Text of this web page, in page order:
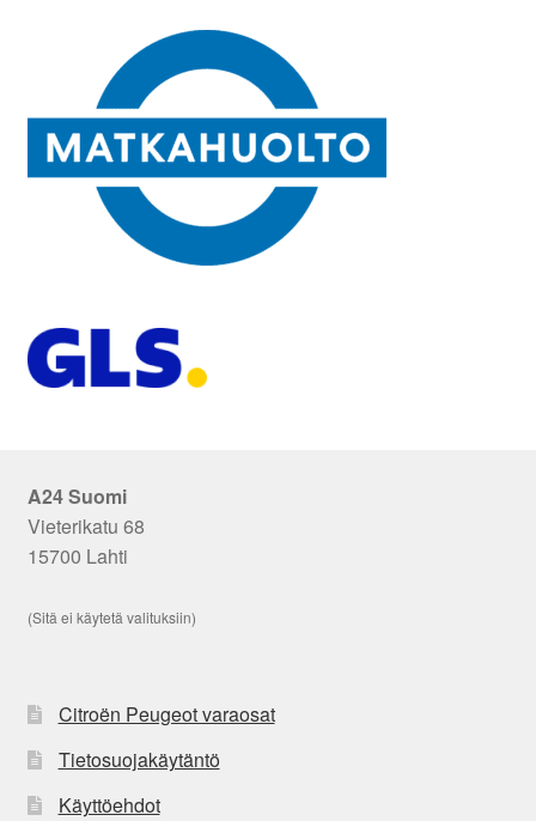
A24 Suomi
Vieterikatu 68
15700 Lahti
(Sitä ei käytetä valituksiin)
Citroën Peugeot varaosat
Tietosuojakäytäntö
Käyttöehdot